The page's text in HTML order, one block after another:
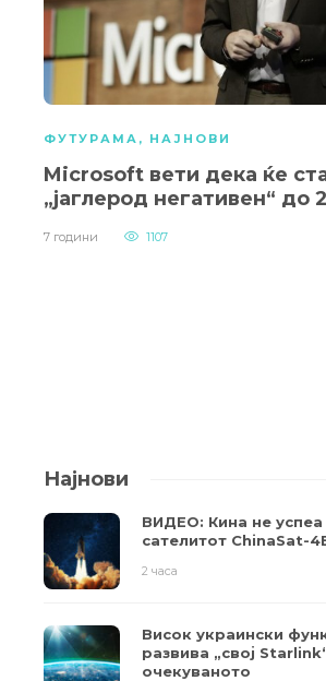
ФУТУРАМА , НАЈНОВИ
Microsoft вети дека ќе
„јаглерод негативен“ до
7 години 1107
Најнови
ВИДЕО: Кина не успеа
сателитот ChinaSat-
2 часа
Висок украински
развива „свој
очекуваното